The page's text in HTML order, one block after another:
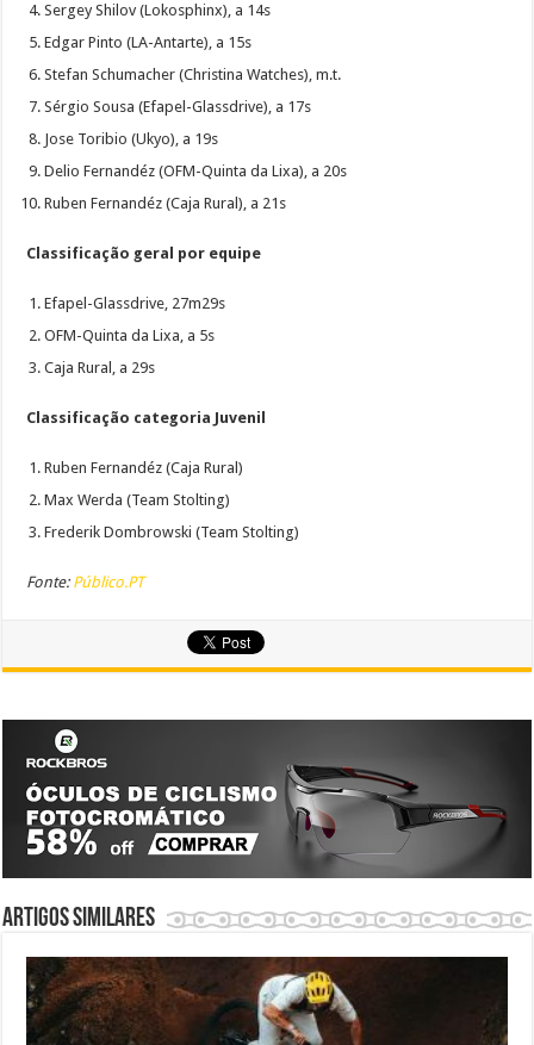
Sergey Shilov (Lokosphinx), a 14s
Edgar Pinto (LA-Antarte), a 15s
Stefan Schumacher (Christina Watches), m.t.
Sérgio Sousa (Efapel-Glassdrive), a 17s
Jose Toribio (Ukyo), a 19s
Delio Fernandéz (OFM-Quinta da Lixa), a 20s
Ruben Fernandéz (Caja Rural), a 21s
Classificação geral por equipe
Efapel-Glassdrive, 27m29s
OFM-Quinta da Lixa, a 5s
Caja Rural, a 29s
Classificação categoria Juvenil
Ruben Fernandéz (Caja Rural)
Max Werda (Team Stolting)
Frederik Dombrowski (Team Stolting)
Fonte: Público.PT
Artigos similares